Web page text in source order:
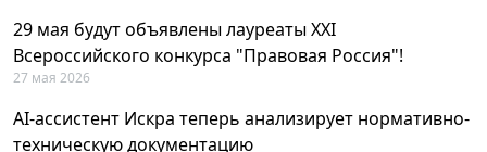
29 мая будут объявлены лауреаты XXI
Всероссийского конкурса "Правовая Россия"!
27 мая 2026
AI-ассистент Искра теперь анализирует нормативно-
техническую документацию